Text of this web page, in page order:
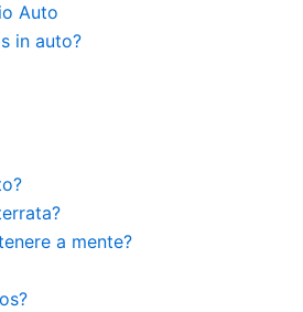
Auto
in auto?
a mente?